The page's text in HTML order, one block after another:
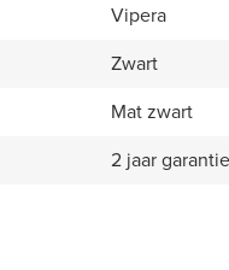
Vipera
Zwart
Mat zwart
2 jaar garantie